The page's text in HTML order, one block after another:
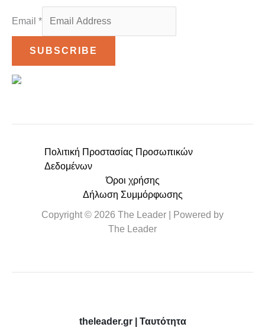
Email *
SUBSCRIBE
Πολιτική Προστασίας Προσωπικών
Δεδομένων
Όροι χρήσης
Δήλωση Συμμόρφωσης
Copyright © 2026 The Leader | Powered by
The Leader
theleader.gr | Ταυτότητα